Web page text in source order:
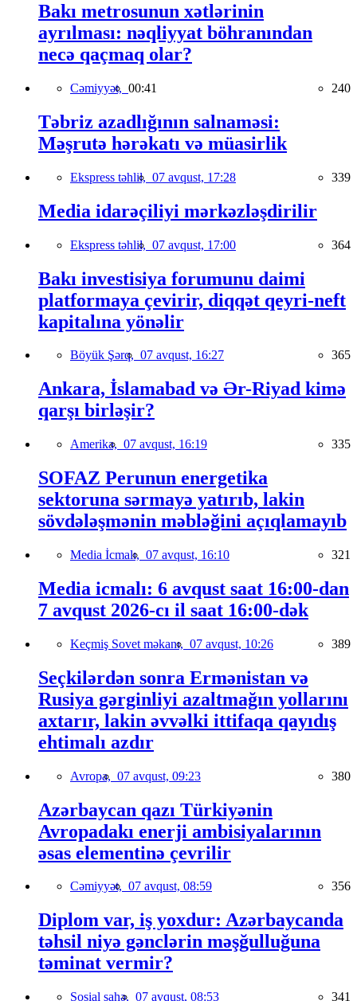
Bakı metrosunun xətlərinin
ayrılması: nəqliyyat böhranından
necə qaçmaq olar?
Cəmiyyət, 00:41 240
Təbriz azadlığının salnaməsi:
Məşrutə hərəkatı və müasirlik
Ekspress təhlil, 07 avqust, 17:28 339
Media idarəçiliyi mərkəzləşdirilir
Ekspress təhlil, 07 avqust, 17:00 364
Bakı investisiya forumunu daimi
platformaya çevirir, diqqət qeyri-neft
kapitalına yönəlir
Böyük Şərq, 07 avqust, 16:27 365
Ankara, İslamabad və Ər-Riyad kimə
qarşı birləşir?
Amerika, 07 avqust, 16:19 335
SOFAZ Perunun energetika
sektoruna sərmayə yatırıb, lakin
sövdələşmənin məbləğini açıqlamayıb
Media İcmalı, 07 avqust, 16:10 321
Media icmalı: 6 avqust saat 16:00-dan
7 avqust 2026-cı il saat 16:00-dək
Keçmiş Sovet məkanı, 07 avqust, 10:26 389
Seçkilərdən sonra Ermənistan və
Rusiya gərginliyi azaltmağın yollarını
axtarır, lakin əvvəlki ittifaqa qayıdış
ehtimalı azdır
Avropa, 07 avqust, 09:23 380
Azərbaycan qazı Türkiyənin
Avropadakı enerji ambisiyalarının
əsas elementinə çevrilir
Cəmiyyət, 07 avqust, 08:59 356
Diplom var, iş yoxdur: Azərbaycanda
təhsil niyə gənclərin məşğulluğuna
təminat vermir?
Sosial sahə, 07 avqust, 08:53 341